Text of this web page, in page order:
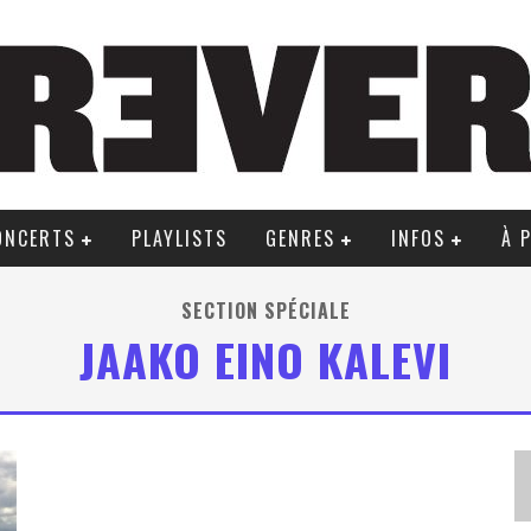
PLAYLISTS GENRES INFOS À
SECTION SPÉCIALE
JAAKO EINO KALEVI